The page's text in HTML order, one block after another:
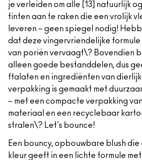
je verleiden om alle [13] natuurlijk
tinten aan te raken die een vrolijk
leveren – geen spiegel nodig!
dat deze vingervriendelijke
van poriën vervaagt\? Bovendien
alleen goede bestanddelen, dus
ftalaten en ingrediënten van
verpakking is gemaakt met
– met een compacte verpakking
materiaal en een recyclebaar
stralen\? Let's bounce!
Een bouncy, opbouwbare blush
kleur geeft in een lichte formule